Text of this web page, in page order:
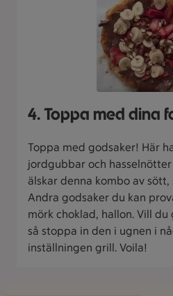
4. Toppa med dina
Toppa med godsaker! Här
jordgubbar och
älskar denna kombo av
Andra godsaker du kan
mörk choklad, hallon. Vill
så stoppa in den i ugnen i
inställningen grill. Voila!